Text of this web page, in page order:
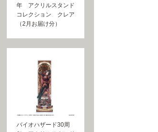
年 アクリルスタンド
コレクション クレア
（2月お届け分）
バイオハザード30周